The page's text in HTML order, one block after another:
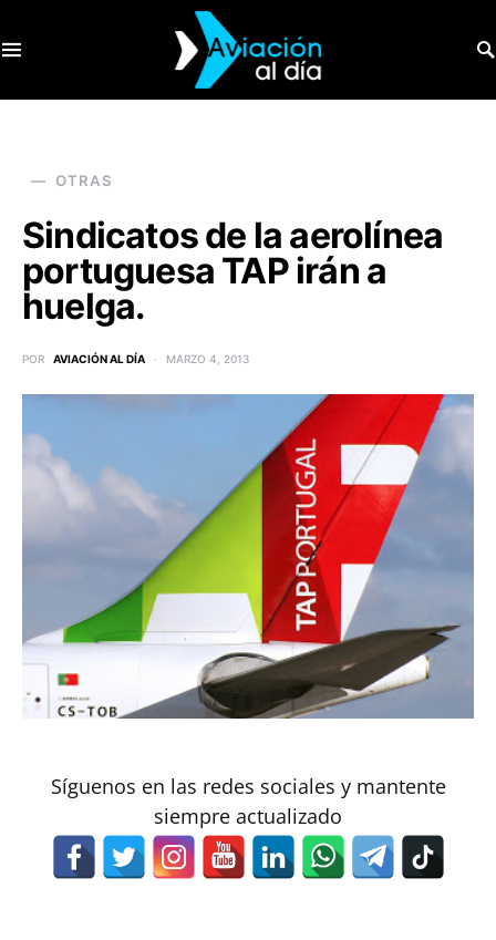
OTRAS
Sindicatos de la aerolínea
portuguesa TAP irán a
huelga.
POR AVIACIÓN AL DÍA MARZO 4, 2013
Síguenos en las redes sociales y mantente
siempre actualizado